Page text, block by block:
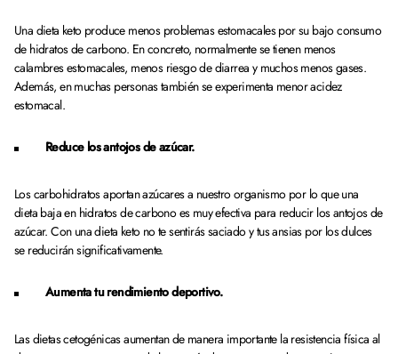
Una dieta keto produce menos problemas estomacales por su bajo consumo
de hidratos de carbono. En concreto, normalmente se tienen menos
calambres estomacales, menos riesgo de diarrea y muchos menos gases.
Además, en muchas personas también se experimenta menor acidez
estomacal.
Reduce los antojos de azúcar.
Los carbohidratos aportan azúcares a nuestro organismo por lo que una
dieta baja en hidratos de carbono es muy efectiva para reducir los antojos de
azúcar. Con una dieta keto no te sentirás saciado y tus ansias por los dulces
se reducirán significativamente.
Aumenta tu rendimiento deportivo.
Las dietas cetogénicas aumentan de manera importante la resistencia física al